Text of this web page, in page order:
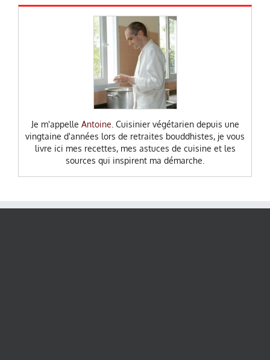
Je m'appelle Antoine. Cuisinier végétarien depuis une
vingtaine d'années lors de retraites bouddhistes, je vous
livre ici mes recettes, mes astuces de cuisine et les
sources qui inspirent ma démarche.